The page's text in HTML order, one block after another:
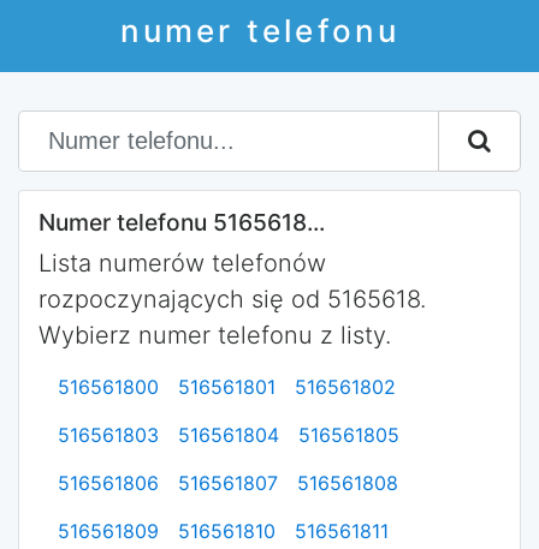
numer telefonu
Numer telefonu 5165618...
Lista numerów telefonów
rozpoczynających się od 5165618.
Wybierz numer telefonu z listy.
516561800 516561801
516561802
516561803
516561804
516561805
516561806
516561807
516561808
516561809
516561810
516561811